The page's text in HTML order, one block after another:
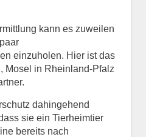
kann es zuweilen
einzuholen. Hier ist das
Mosel in Rheinland-Pfalz
dahingehend
sie ein Tierheimtier
bereits nach